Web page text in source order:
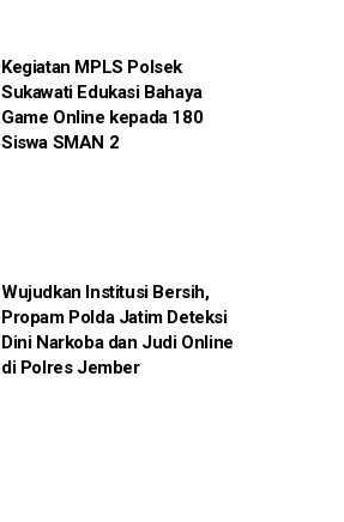
Kegiatan MPLS Polsek
Sukawati Edukasi Bahaya
Game Online kepada 180
Siswa SMAN 2
Wujudkan Institusi Bersih,
Propam Polda Jatim Deteksi
Dini Narkoba dan Judi Online
di Polres Jember